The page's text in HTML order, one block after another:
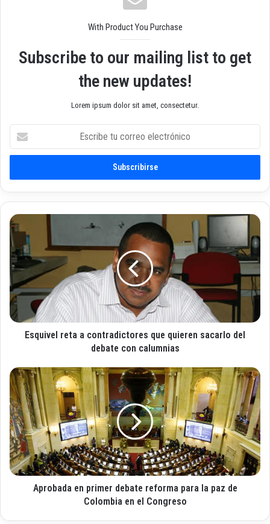
With Product You Purchase
Subscribe to our mailing list to get
the new updates!
Lorem ipsum dolor sit amet, consectetur.
c
i
b
t
u
c
o
r
e
o
e
t
r
ó
n
i
c
o
E
s
q
u
v
e
r
a
c
o
n
t
r
a
d
i
Esquivel reta a contradictores que quieren sacarlo del
debate con calumnias
A
p
r
o
b
a
d
a
e
Aprobada en primer debate reforma para la paz de
Colombia en el Congreso